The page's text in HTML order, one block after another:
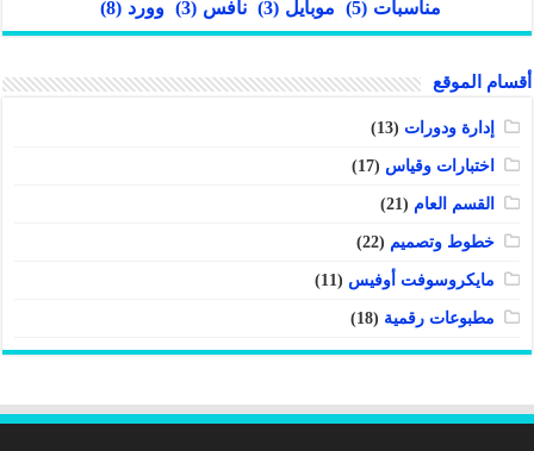
مناسبات (5) موبايل (3) نافس (3) وورد (8)
أقسام الموقع
إدارة ودورات (13)
اختبارات وقياس (17)
القسم العام (21)
خطوط وتصميم (22)
مايكروسوفت أوفيس (11)
مطبوعات رقمية (18)